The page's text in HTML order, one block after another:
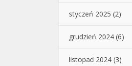
styczeń 2025 (2)
grudzień 2024 (6)
listopad 2024 (3)